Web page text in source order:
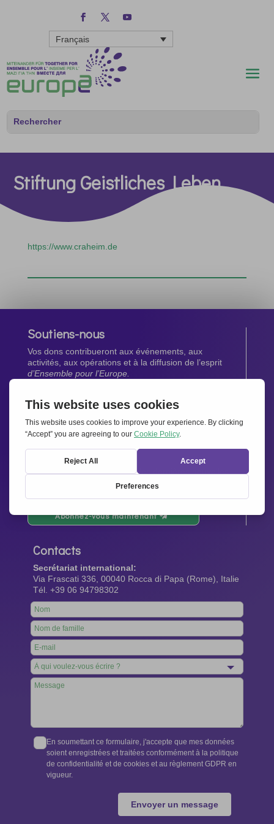
Français
Stiftung Geistliches Leben
https://www.craheim.de
Soutiens-nous
Vos dons contribueront aux événements, aux
activités, aux opérations et à la diffusion de l’esprit
d’Ensemble pour l’Europe.
Faites un don maintenant
Newsletter
Restez au courant de toutes les dernières nouvelles
Abonnez-vous maintenant
Contacts
Secrétariat international:
Via Frascati 336, 00040 Rocca di Papa (Rome), Italie
Tél. +39 06 94798302
Leave
this
field
blank
En soumettant ce formulaire, j'accepte que mes données
soient enregistrées et traitées conformément à la politique
de confidentialité et de cookies et au règlement GDPR en
vigueur.
Envoyer un message